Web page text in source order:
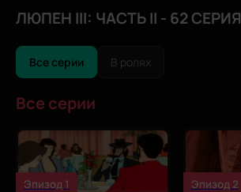
ЛЮПЕН III: ЧАСТЬ II - 62 СЕРИЯ
Все серии В ролях
Все серии
Эпизод 1 Эпизод 2